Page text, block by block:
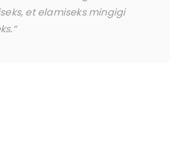
et elamiseks mingigi